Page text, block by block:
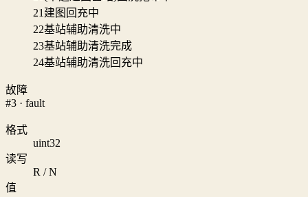
21 建图回充中
22基站辅助清洗中
23基站辅助清洗完成
24基站辅助清洗回充中
故障
#3 · fault
格式
uint32
读写
R / N
值